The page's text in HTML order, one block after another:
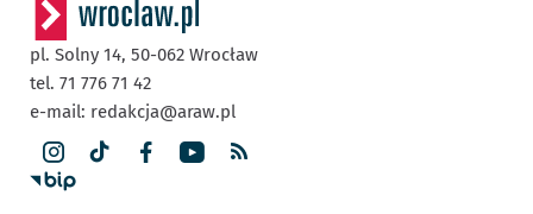
pl. Solny 14, 50-062 Wrocław
tel. 71 776 71 42
e-mail: redakcja@araw.pl